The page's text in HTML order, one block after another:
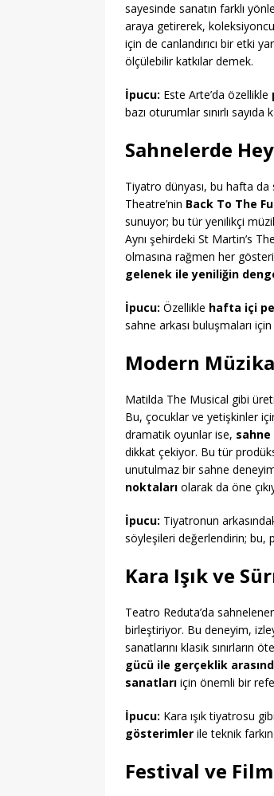
sayesinde sanatın farklı
araya getirerek,
için de canlandırıcı bir etki
ölçülebilir katkılar demek.
İpucu: Este Arte’da özellikle
bazı oturumlar sınırlı sayıda
Sahnelerde
Tiyatro dünyası, bu hafta da
Theatre’nin Back To The
sunuyor; bu tür yenilikçi
Aynı şehirdeki St Martin’s
olmasına rağmen her
gelenek ile yeniliğin
İpucu: Özellikle hafta içi
sahne arkası buluşmaları için
Modern
Matilda The Musical gibi
Bu, çocuklar ve yetişkinler
dramatik oyunlar ise, sahne
dikkat çekiyor. Bu tür
unutulmaz bir sahne
noktaları olarak da öne
İpucu: Tiyatronun
söyleşileri değerlendirin; bu,
Kara Işık ve
Teatro Reduta’da
birleştiriyor. Bu deneyim,
sanatlarını klasik sınırların
gücü ile gerçeklik
sanatları için önemli bir
İpucu: Kara ışık tiyatrosu
gösterimler ile teknik
Festival ve